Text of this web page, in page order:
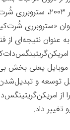
ظهور کرد، و در ۲۰۰۳،
«ستروبرری
عنوان نتیجه‌ای از
همراه در ۲۰۰۴
یعنی بخش
توسعه و
تغییر داد.